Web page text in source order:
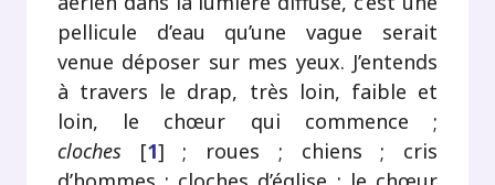
pellicule d’eau qu’une vague serait
venue déposer sur mes yeux. J’entends
à travers le drap, très loin, faible et
loin, le chœur qui commence ;
cloches [1] ; roues ; chiens ; cris